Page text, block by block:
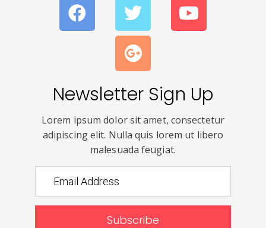
Newsletter Sign Up
Lorem ipsum dolor sit amet, consectetur
adipiscing elit. Nulla quis lorem ut libero
malesuada feugiat.
Subscribe